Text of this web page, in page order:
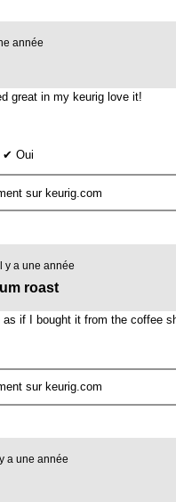
année
great in my keurig love it!
✔ Oui
sur keurig.com
y a une année
roast
if I bought it from the coffee
sur keurig.com
a une année